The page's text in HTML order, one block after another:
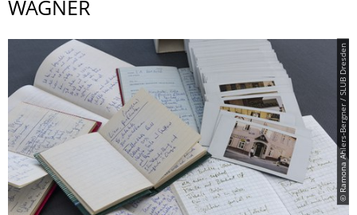
WAGNER
© Ramona Ahlers-Bergner / SLUB Dresden